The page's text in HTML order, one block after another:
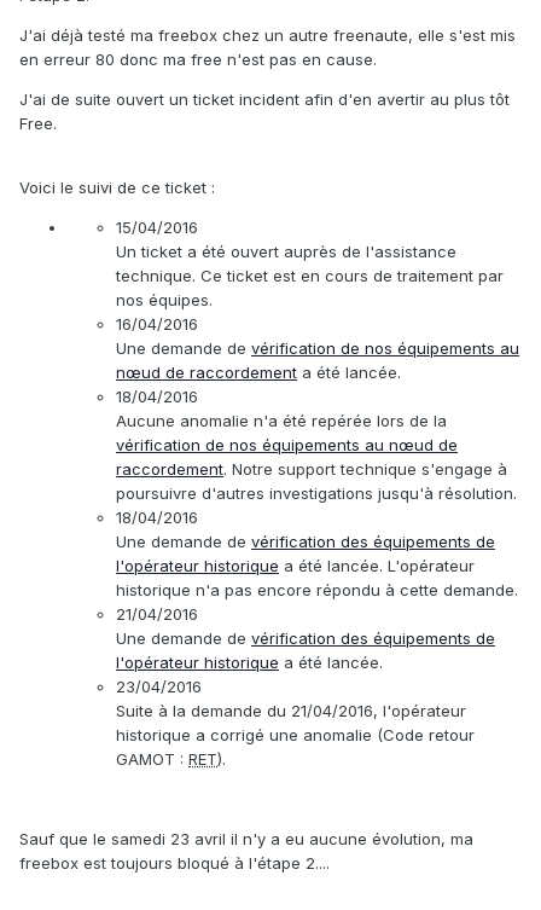
J'ai déjà testé ma freebox chez un autre freenaute, elle s'est mis
en erreur 80 donc ma free n'est pas en cause.
J'ai de suite ouvert un ticket incident afin d'en avertir au plus tôt
Free.
Voici le suivi de ce ticket :
15/04/2016
Un ticket a été ouvert auprès de l'assistance
technique. Ce ticket est en cours de traitement par
nos équipes.
16/04/2016
Une demande de vérification de nos équipements au
nœud de raccordement a été lancée.
18/04/2016
Aucune anomalie n'a été repérée lors de la
vérification de nos équipements au nœud de
raccordement. Notre support technique s'engage à
poursuivre d'autres investigations jusqu'à résolution.
18/04/2016
Une demande de vérification des équipements de
l'opérateur historique a été lancée. L'opérateur
historique n'a pas encore répondu à cette demande.
21/04/2016
Une demande de vérification des équipements de
l'opérateur historique a été lancée.
23/04/2016
Suite à la demande du 21/04/2016, l'opérateur
historique a corrigé une anomalie (Code retour
GAMOT : RET).
Sauf que le samedi 23 avril il n'y a eu aucune évolution, ma
freebox est toujours bloqué à l'étape 2....